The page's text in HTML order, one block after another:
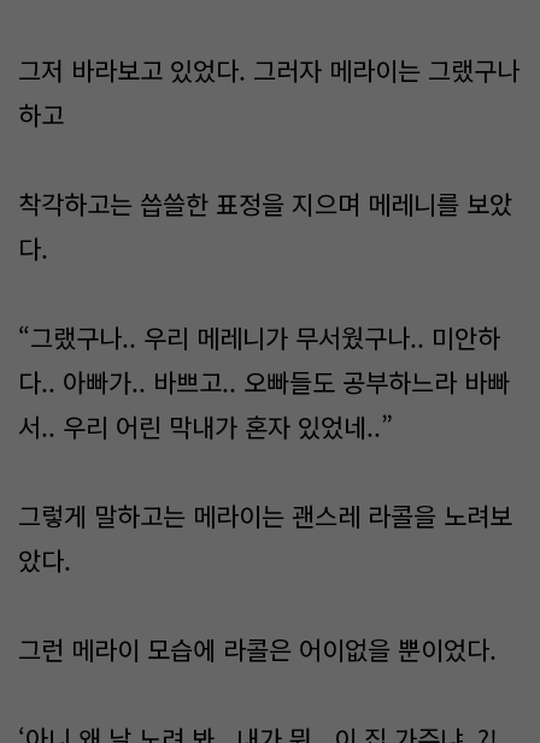
그저 바라보고 있었다. 그러자 메라이는 그랬구나
하고
착각하고는 씁쓸한 표정을 지으며 메레니를 보았
다.
“그랬구나.. 우리 메레니가 무서웠구나.. 미안하
다.. 아빠가.. 바쁘고.. 오빠들도 공부하느라 바빠
서.. 우리 어린 막내가 혼자 있었네..”
그렇게 말하고는 메라이는 괜스레 라콜을 노려보
았다.
그런 메라이 모습에 라콜은 어이없을 뿐이었다.